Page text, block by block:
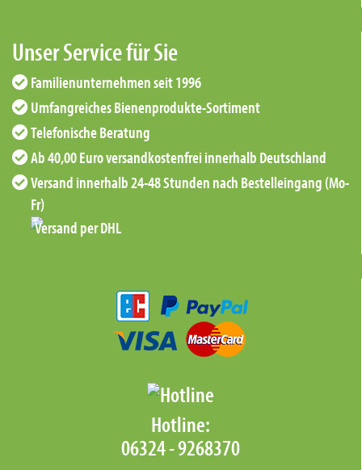
Unser Service für Sie
Familienunternehmen seit 1996
Umfangreiches Bienenprodukte-Sortiment
Telefonische Beratung
Ab 40,00 Euro versandkostenfrei innerhalb Deutschland
Versand innerhalb 24-48 Stunden nach Bestelleingang (Mo-
Fr)
Hotline:
06324 - 9268370‬